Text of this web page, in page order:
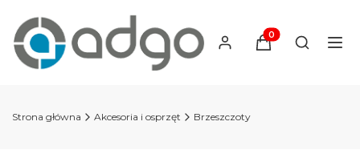
Produkty w
Otwórz
Strona główna Akcesoria i osprzęt Brzeszczoty